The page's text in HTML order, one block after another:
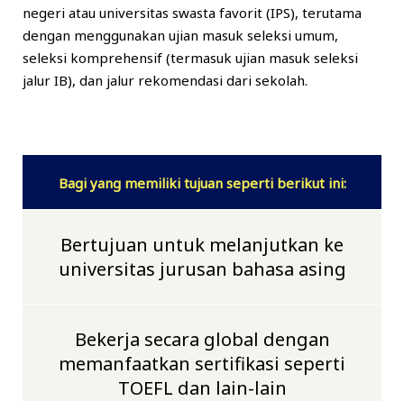
negeri atau universitas swasta favorit (IPS), terutama
dengan menggunakan ujian masuk seleksi umum,
seleksi komprehensif (termasuk ujian masuk seleksi
jalur IB), dan jalur rekomendasi dari sekolah.
Bagi yang memiliki tujuan seperti berikut ini:
Bertujuan untuk melanjutkan ke
universitas jurusan bahasa asing
Bekerja secara global dengan
memanfaatkan sertifikasi seperti
TOEFL dan lain-lain